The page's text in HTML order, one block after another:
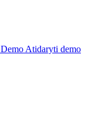
Demo Atidaryti demo